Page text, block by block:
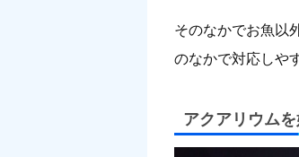
そのなかでお魚以
のなかで対応しや
アクアリウム